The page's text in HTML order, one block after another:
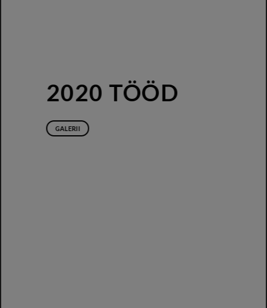
2020 TÖÖD
GALERII